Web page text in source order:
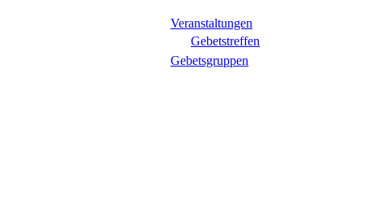
Veranstaltungen
Gebetstreffen
Gebetsgruppen